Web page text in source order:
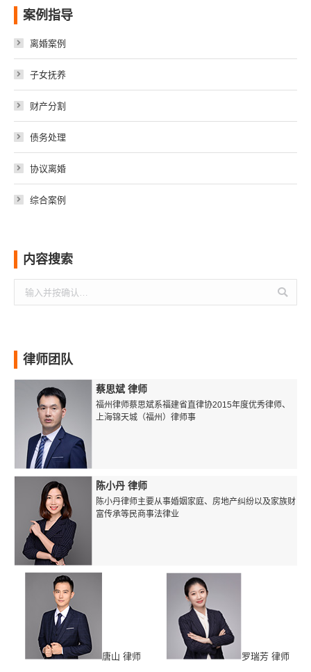
案例指导
离婚案例
子女抚养
财产分割
债务处理
协议离婚
综合案例
内容搜索
索：
律师团队
蔡思斌 律师
福州律师蔡思斌系福建省直律协2015年度优秀律师、
上海锦天城（福州）律师事
陈小丹 律师
陈小丹律师主要从事婚姻家庭、房地产纠纷以及家族财
富传承等民商事法律业
唐山 律师 罗瑞芳 律师